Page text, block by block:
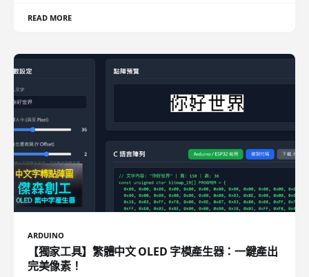
READ MORE
ARDUINO
【獨家工具】繁體中文 OLED 字模產生器：一鍵產出
完美像素！